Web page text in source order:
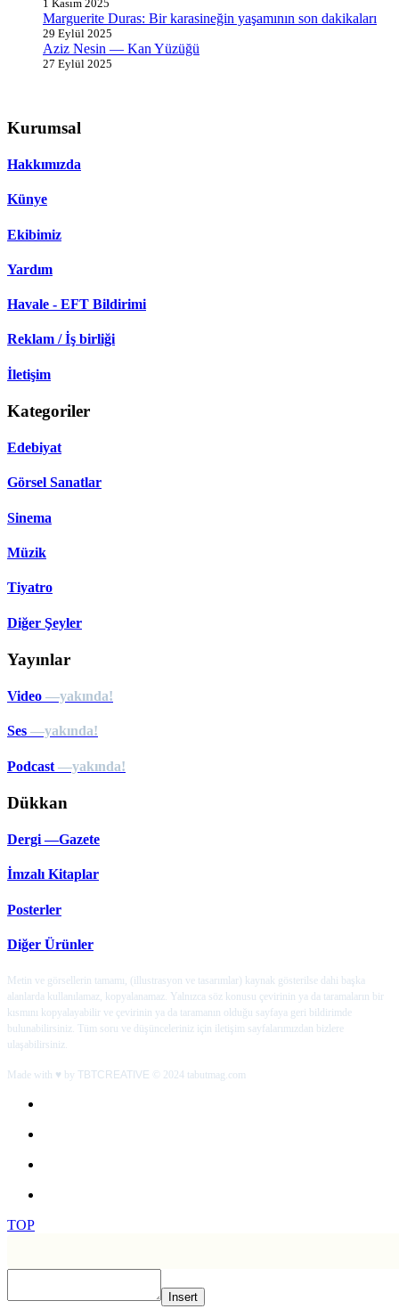
1 Kasım 2025
Marguerite Duras: Bir karasineğin yaşamının son dakikaları
29 Eylül 2025
Aziz Nesin — Kan Yüzüğü
27 Eylül 2025
Kurumsal
Hakkımızda
Künye
Ekibimiz
Yardım
Havale - EFT Bildirimi
Reklam / İş birliği
İletişim
Kategoriler
Edebiyat
Görsel Sanatlar
Sinema
Müzik
Tiyatro
Diğer Şeyler
Yayınlar
Video —yakında!
Ses —yakında!
Podcast —yakında!
Dükkan
Dergi —Gazete
İmzalı Kitaplar
Posterler
Diğer Ürünler
Metin ve görsellerin tamamı, (illustrasyon ve tasarımlar) kaynak gösterilse dahi başka
alanlarda kullanılamaz, kopyalanamaz. Yalnızca söz konusu çevirinin ya da taramaların bir
kısmını kopyalayabilir ve çevirinin ya da taramanın olduğu sayfaya geri bildirimde
bulunabilirsiniz. Tüm soru ve düşünceleriniz için iletişim sayfalarımızdan bizlere
ulaşabilirsiniz.
Made with ♥ by TBTCREATIVE © 2024 tabutmag.com
TOP
Insert